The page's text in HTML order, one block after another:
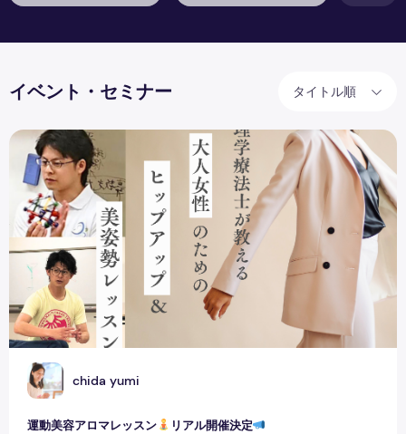
イベント・セミナー タイトル順
C chida yumi
運動美容アロマレッスン リアル開催決定
運動美容アロマレッスン リアル開催決定